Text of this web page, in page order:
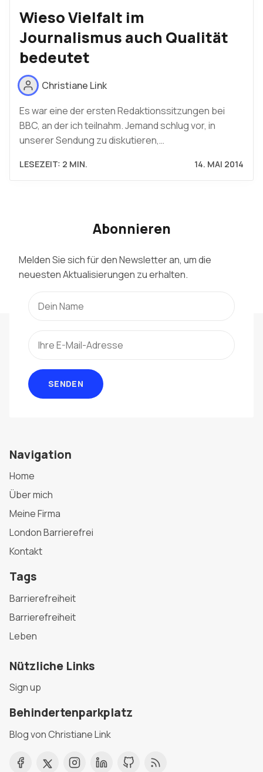
Wieso Vielfalt im
Journalismus auch Qualität
bedeutet
Christiane Link
Es war eine der ersten Redaktionssitzungen bei
BBC, an der ich teilnahm. Jemand schlug vor, in
unserer Sendung zu diskutieren,…
LESEZEIT: 2 MIN. 14. MAI 2014
Abonnieren
Melden Sie sich für den Newsletter an, um die
neuesten Aktualisierungen zu erhalten.
SENDEN
Navigation
Home
Über mich
Meine Firma
London Barrierefrei
Kontakt
Tags
Barrierefreiheit
Barrierefreiheit
Leben
Nützliche Links
Sign up
Behindertenparkplatz
Blog von Christiane Link